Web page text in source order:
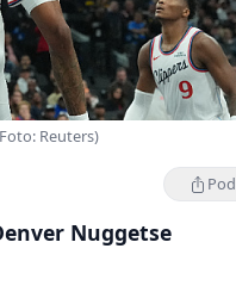
Reuters)
Nuggetse